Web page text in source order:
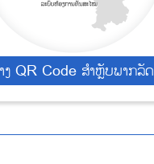
ງ QR Code ສຳຫຼັບພາກລັດ